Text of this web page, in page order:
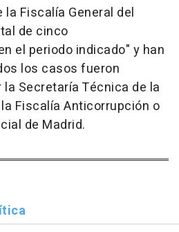
la Fiscalía General del
de cinco
el periodo indicado" y han
los casos fueron
Secretaría Técnica de la
Fiscalía Anticorrupción o
de Madrid.